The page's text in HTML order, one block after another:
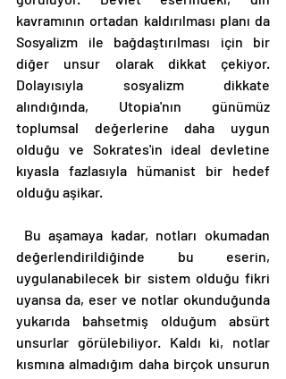
kavramının ortadan kaldırılması planı da
Sosyalizm ile bağdaştırılması için bir
diğer unsur olarak dikkat çekiyor.
Dolayısıyla sosyalizm dikkate
alındığında, Utopia'nın günümüz
toplumsal değerlerine daha uygun
olduğu ve Sokrates'in ideal devletine
kıyasla fazlasıyla hümanist bir hedef
olduğu aşikar.
değerlendirildiğinde bu eserin,
uygulanabilecek bir sistem olduğu fikri
uyansa da, eser ve notlar okunduğunda
yukarıda bahsetmiş olduğum absürt
unsurlar görülebiliyor. Kaldı ki, notlar
kısmına almadığım daha birçok unsurun